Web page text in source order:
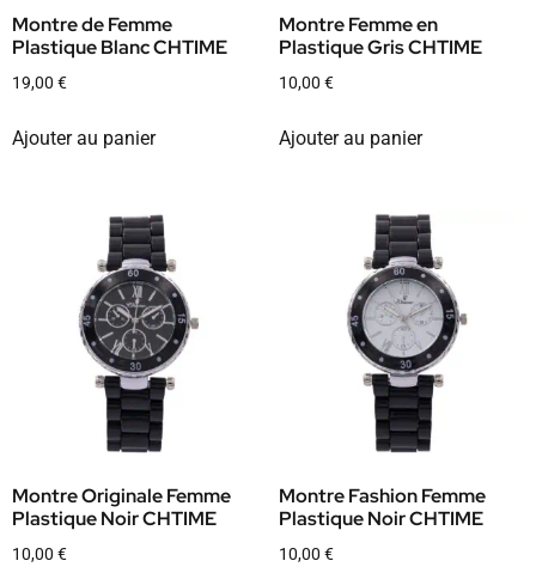
Montre de Femme
Plastique Blanc CHTIME
19,00 €
Ajouter au panier
Montre Femme en
Plastique Gris CHTIME
10,00 €
Ajouter au panier
Montre Originale Femme
Plastique Noir CHTIME
10,00 €
Montre Fashion Femme
Plastique Noir CHTIME
10,00 €